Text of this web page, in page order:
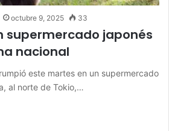
octubre 9, 2025 33
supermercado japonés
nacional
este martes en un supermercado
al norte de Tokio,…